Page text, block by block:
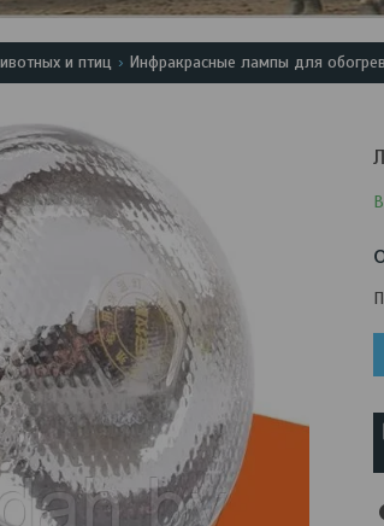
и птиц Инфракрасные лампы для